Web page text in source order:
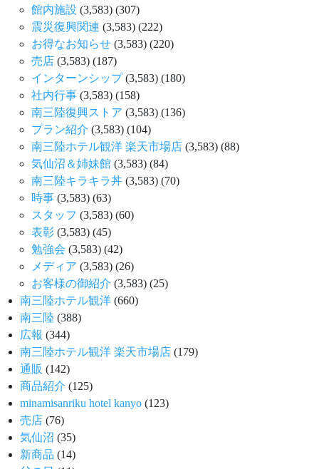
館内施設 (3,583) (307)
震災復興関連 (3,583) (222)
お得なお知らせ (3,583) (220)
売店 (3,583) (187)
インターンシップ(3,583) (180)
社内行事 (3,583) (158)
南三陸復興ストア (3,583) (136)
プラン紹介 (3,583) (104)
南三陸ホテル観洋 楽天市場店 (3,583) (88)
気仙沼＆姉妹館 (3,583) (84)
南三陸キラキラ丼 (3,583) (70)
時事 (3,583) (63)
スタッフ (3,583) (60)
表彰 (3,583) (45)
勉強会 (3,583) (42)
メディア (3,583) (26)
お客様の御紹介 (3,583) (25)
南三陸ホテル観洋 (660)
南三陸 (388)
広報 (344)
南三陸ホテル観洋 楽天市場店 (179)
通販 (142)
商品紹介 (125)
minamisanriku hotel kanyo (123)
売店 (76)
気仙沼 (35)
新商品 (14)